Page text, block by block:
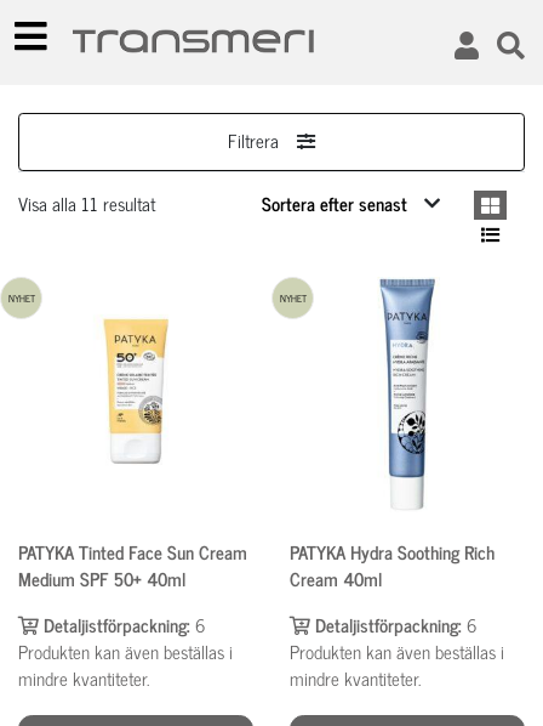
Filtrera
Visa alla 11 resultat
NYHET
PATYKA Tinted Face Sun Cream
Medium SPF 50+ 40ml
Detaljistförpackning:6
Produkten kan även beställas i
mindre kvantiteter.
NYHET
PATYKA Hydra Soothing Rich
Cream 40ml
Detaljistförpackning:6
Produkten kan även beställas i
mindre kvantiteter.